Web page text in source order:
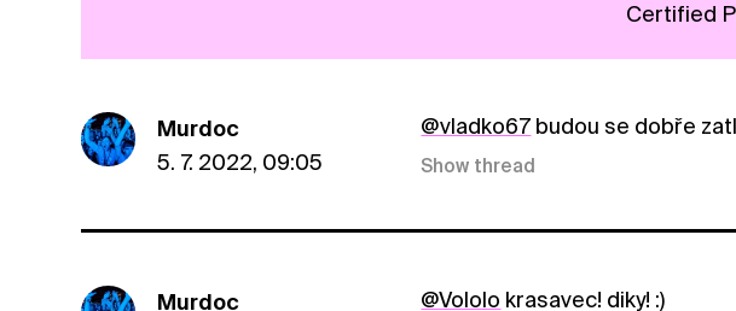
Certified
Murdoc
5. 7. 2022, 09:05
@vladko67 budou se dobře
Show thread
Murdoc
@Vololo krasavec! diky! :)